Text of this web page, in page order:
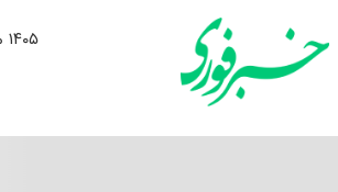
۱۴۰۵ مرداد ۱۶, جمعه